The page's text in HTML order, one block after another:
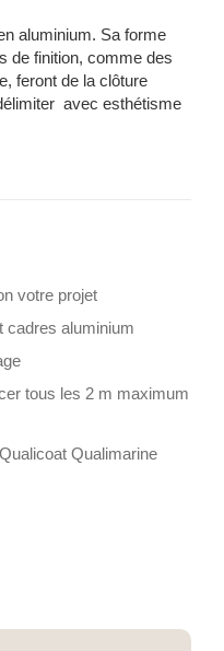
aluminium. Sa forme
de finition, comme des
feront de la clôture
avec esthétisme
votre projet
cadres aluminium
tous les 2 m maximum
Qualimarine